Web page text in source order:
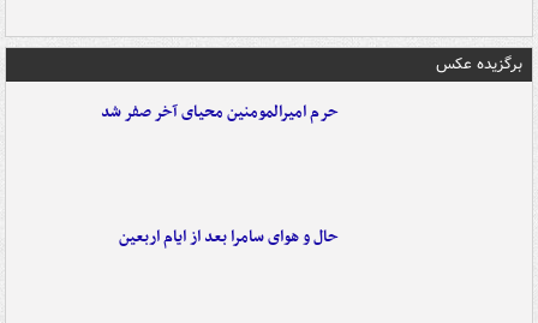
برگزیده عکس
حرم امیرالمومنین محیای آخر صفر شد
حال و هوای سامرا بعد از ایام اربعین